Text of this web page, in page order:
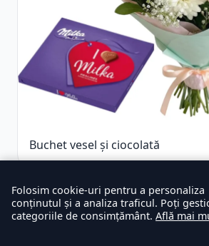
Buchet vesel și ciocolată
Folosim cookie-uri pentru a personaliza
conținutul și a analiza traficul. Poți
categoriile de consimțământ. Află mai